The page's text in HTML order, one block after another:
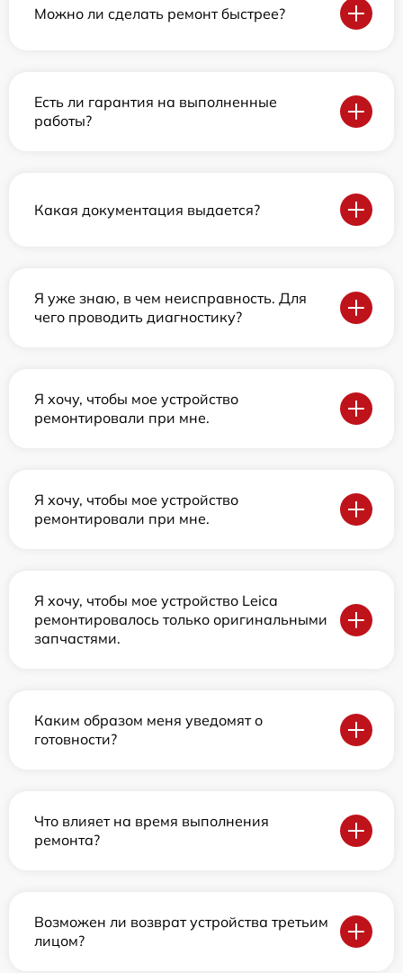
Можно ли сделать ремонт быстрее?
Есть ли гарантия на выполненные
работы?
Какая документация выдается?
Я уже знаю, в чем неисправность. Для
чего проводить диагностику?
Я хочу, чтобы мое устройство
ремонтировали при мне.
Я хочу, чтобы мое устройство
ремонтировали при мне.
Я хочу, чтобы мое устройство Leica
ремонтировалось только оригинальными
запчастями.
Каким образом меня уведомят о
готовности?
Что влияет на время выполнения
ремонта?
Возможен ли возврат устройства третьим
лицом?